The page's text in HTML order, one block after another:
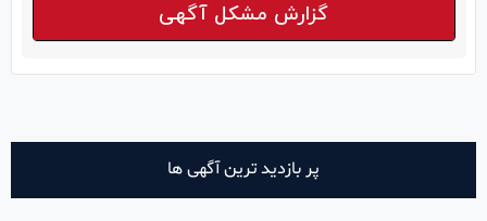
گزارش مشکل آگهی
پر بازدید ترین آگهی ها